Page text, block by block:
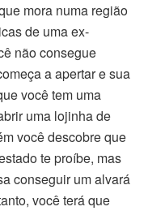
mora numa região
de uma ex-
não consegue
a apertar e sua
você tem uma
uma lojinha de
você descobre que
te proíbe, mas
conseguir um alvará
você terá que